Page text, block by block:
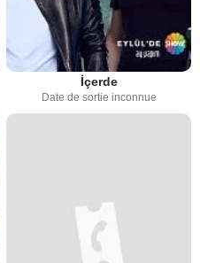
İçerde
Date de sortie inconnue